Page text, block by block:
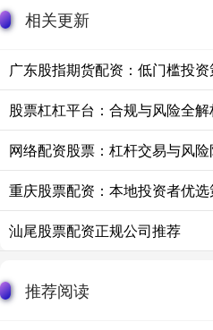
相关更新
广东股指期货配资：低门槛投资
股票杠杠平台：合规与风险全
网络配资股票：杠杆交易与风
重庆股票配资：本地投资者优选
汕尾股票配资正规公司推荐
推荐阅读